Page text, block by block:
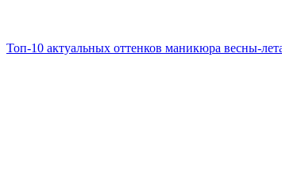
Топ-10 актуальных оттенков маникюра весны-